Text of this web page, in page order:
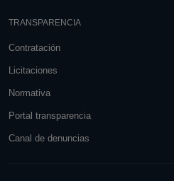
TRANSPARENCIA
Contratación
Licitaciones
Normativa
Portal transparencia
Canal de denuncias